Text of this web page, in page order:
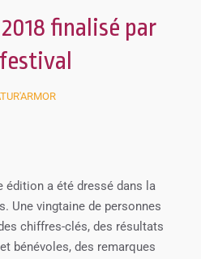
finalisé par
édition a été dressé dans la
Une vingtaine de personnes
chiffres-clés, des résultats
bénévoles, des remarques